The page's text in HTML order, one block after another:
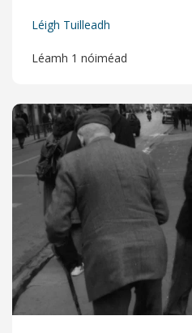
Léigh Tuilleadh
Léamh 1 nóiméad